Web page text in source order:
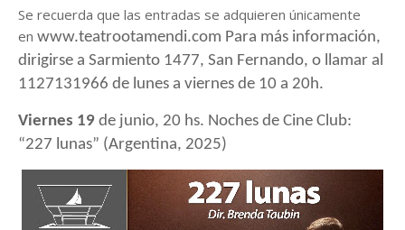
Se recuerda que las entradas se adquieren únicamente
en www.teatrootamendi.com Para más información,
dirigirse a Sarmiento 1477, San Fernando, o llamar al
1127131966 de lunes a viernes de 10 a 20h.
Viernes 19 de junio, 20 hs. Noches de Cine Club:
“227 lunas” (Argentina, 2025)